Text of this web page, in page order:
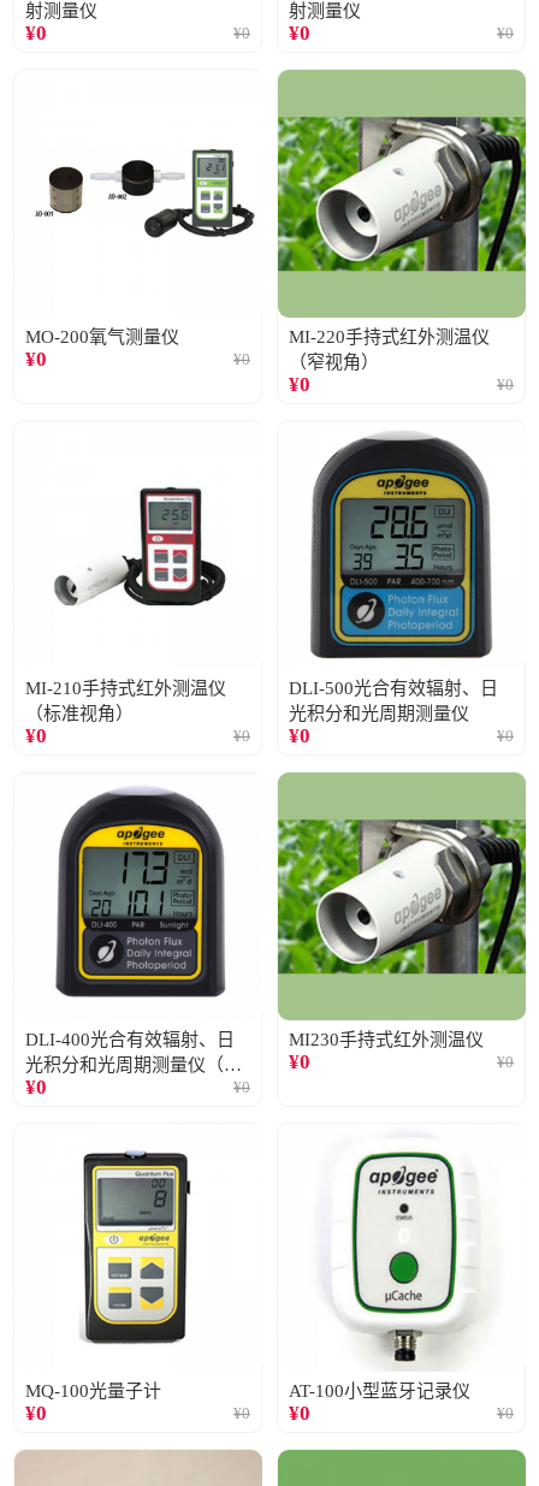
射测量仪
¥0 ¥0
射测量仪
¥0 ¥0
MO-200氧气测量仪
¥0 ¥0
MI-220手持式红外测温仪
（窄视角）
¥0 ¥0
MI-210手持式红外测温仪
（标准视角）
¥0 ¥0
DLI-500光合有效辐射、日
光积分和光周期测量仪
¥0 ¥0
DLI-400光合有效辐射、日
光积分和光周期测量仪（仅
阳光）
¥0 ¥0
MI230手持式红外测温仪
¥0 ¥0
MQ-100光量子计
¥0 ¥0
AT-100小型蓝牙记录仪
¥0 ¥0